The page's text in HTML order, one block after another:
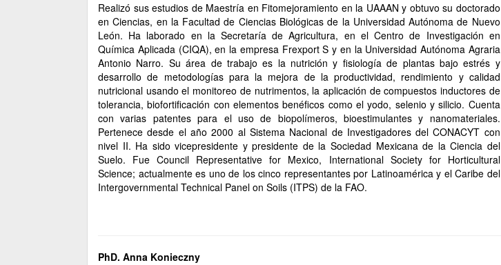
Realizó sus estudios de Maestría en Fitomejoramiento en la UAAAN y obtuvo su doctorado
en Ciencias, en la Facultad de Ciencias Biológicas de la Universidad Autónoma de Nuevo
León. Ha laborado en la Secretaría de Agricultura, en el Centro de Investigación en
Química Aplicada (CIQA), en la empresa Frexport S y en la Universidad Autónoma Agraria
Antonio Narro. Su área de trabajo es la nutrición y fisiología de plantas bajo estrés y
desarrollo de metodologías para la mejora de la productividad, rendimiento y calidad
nutricional usando el monitoreo de nutrimentos, la aplicación de compuestos inductores de
tolerancia, biofortificación con elementos benéficos como el yodo, selenio y silicio. Cuenta
con varias patentes para el uso de biopolímeros, bioestimulantes y nanomateriales.
Pertenece desde el año 2000 al Sistema Nacional de Investigadores del CONACYT con
nivel II. Ha sido vicepresidente y presidente de la Sociedad Mexicana de la Ciencia del
Suelo. Fue Council Representative for Mexico, International Society for Horticultural
Science; actualmente es uno de los cinco representantes por Latinoamérica y el Caribe del
Intergovernmental Technical Panel on Soils (ITPS) de la FAO.
PhD. Anna Konieczny